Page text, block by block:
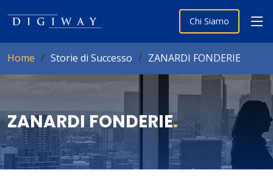
Chi Siamo
Home Storie di Successo ZANARDI FONDERIE
ZANARDI FONDERIE.